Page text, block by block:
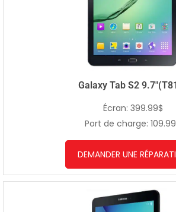
Galaxy Tab S2
Écran: 399.99$
Port de charge:
DEMANDER UNE